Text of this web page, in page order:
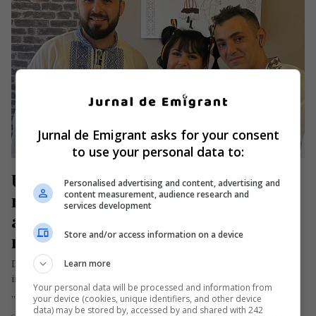
Un român din Anglia a deschis un
restaurant românesc. „Vreau să
aduc în centrul orașului mâncarea
noastră tradițională”
Dumitru Ștefan, un antreprenor român stabilit în Anglia, a
inaugurat noua locație a restaurantului tradițional românesc
„La Terasa Rustic Grill”…
Jurnal de Emigrant asks for your consent
to use your personal data to:
Personalised advertising and content, advertising and
content measurement, audience research and
services development
Store and/or access information on a device
Learn more
Your personal data will be processed and information from
your device (cookies, unique identifiers, and other device
data) may be stored by, accessed by and shared with 242